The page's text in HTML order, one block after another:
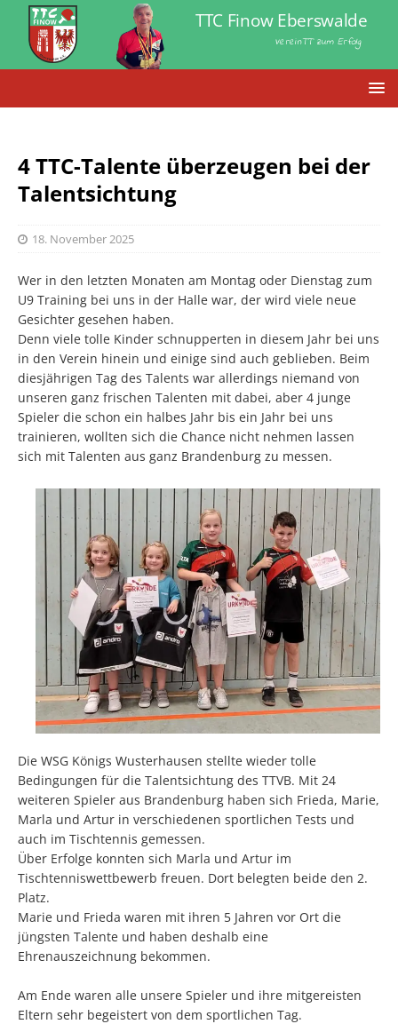
VereinTT zum Erfolg
TTC Finow Eberswalde
4 TTC-Talente überzeugen bei der
Talentsichtung
18. November 2025
Wer in den letzten Monaten am Montag oder Dienstag zum
U9 Training bei uns in der Halle war, der wird viele neue
Gesichter gesehen haben.
Denn viele tolle Kinder schnupperten in diesem Jahr bei uns
in den Verein hinein und einige sind auch geblieben. Beim
diesjährigen Tag des Talents war allerdings niemand von
unseren ganz frischen Talenten mit dabei, aber 4 junge
Spieler die schon ein halbes Jahr bis ein Jahr bei uns
trainieren, wollten sich die Chance nicht nehmen lassen
sich mit Talenten aus ganz Brandenburg zu messen.
Die WSG Königs Wusterhausen stellte wieder tolle
Bedingungen für die Talentsichtung des TTVB. Mit 24
weiteren Spieler aus Brandenburg haben sich Frieda, Marie,
Marla und Artur in verschiedenen sportlichen Tests und
auch im Tischtennis gemessen.
Über Erfolge konnten sich Marla und Artur im
Tischtenniswettbewerb freuen. Dort belegten beide den 2.
Platz.
Marie und Frieda waren mit ihren 5 Jahren vor Ort die
jüngsten Talente und haben deshalb eine
Ehrenauszeichnung bekommen.
Am Ende waren alle unsere Spieler und ihre mitgereisten
Eltern sehr begeistert von dem sportlichen Tag.